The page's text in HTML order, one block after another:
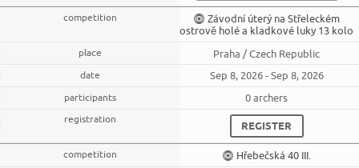
Závodní úterý na Střeleckém
ostrově holé a kladkové luky 13 kolo
Praha / Czech Republic
Sep 8, 2026 - Sep 8, 2026
0 archers
REGISTER
Hřebečská 40 III.